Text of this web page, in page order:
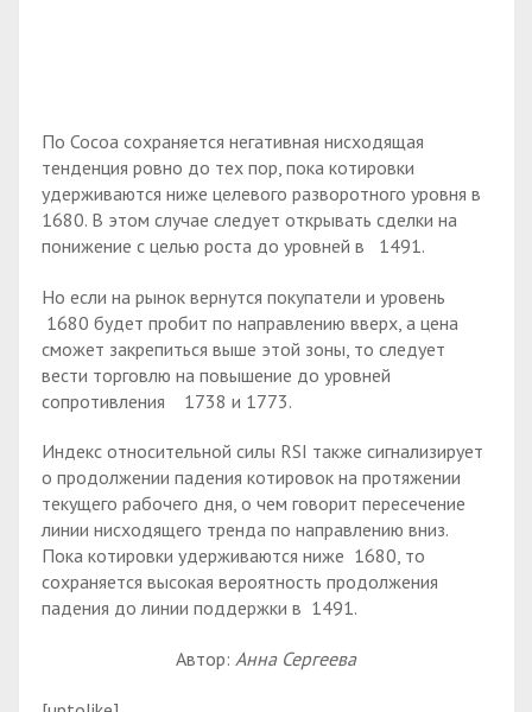
По Cocoa сохраняется негативная нисходящая
тенденция ровно до тех пор, пока котировки
удерживаются ниже целевого разворотного уровня в
1680. В этом случае следует открывать сделки на
понижение с целью роста до уровней в 1491.
Но если на рынок вернутся покупатели и уровень
1680 будет пробит по направлению вверх, а цена
сможет закрепиться выше этой зоны, то следует
вести торговлю на повышение до уровней
сопротивления 1738 и 1773.
Индекс относительной силы RSI также сигнализирует
о продолжении падения котировок на протяжении
текущего рабочего дня, о чем говорит пересечение
линии нисходящего тренда по направлению вниз.
Пока котировки удерживаются ниже 1680, то
сохраняется высокая вероятность продолжения
падения до линии поддержки в 1491.
Автор: Анна Сергеева